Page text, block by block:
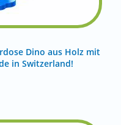
Dino aus Holz mit
in Switzerland!